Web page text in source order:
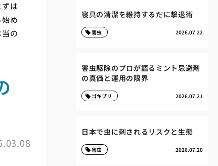
は
め
の
寝具の清潔を維持するだに撃退術
2026.07.22
害虫
害虫駆除のプロが語るミント忌避剤
の真価と運用の限界
2026.07.21
ゴキブリ
日本で虫に刺されるリスクと生態
2026.07.20
害虫